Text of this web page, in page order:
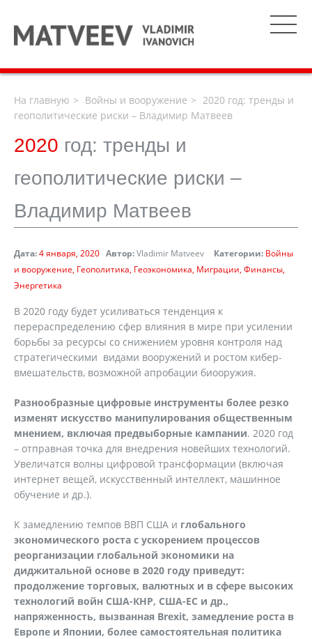
На главную Войны и вооружение
2020 год: тренды и
геополитические риски – Владимир Матвеев
2020 год: тренды и
геополитические риски –
Владимир Матвеев
Дата:4 января, 2020 Автор:Vladimir Matveev Категории: Войны
и вооружение Геополитика Геоэкономика Миграции Финансы
Энергетика
В 2020 году будет усиливаться тенденция к
перераспределению сфер влияния в мире при усилении
борьбы за ресурсы со снижением уровня контроля над
стратегическими видами вооружений и ростом кибер-
вмешательств, возможной апробации биооружия.
Разнообразные цифровые инструменты более резко
изменят искусство манипулирования общественным
мнением, включая предвыборные кампании. 2020 год
– отправная точка для внедрения новейших технологий.
Увеличатся волны цифровой трансформации (включая
интернет вещей, искусственный интеллект, машинное
обучение и др.).
К замедлению темпов ВВП США и глобального
экономического роста с ускорением процессов
реорганизации глобальной экономики на
диджитальной основе в 2020 году приведут:
продолжение торговых, валютных и в сфере высоких
технологий войн США-КНР, США-ЕС и др.,
напряженность, вызванная Brexit, замедление роста в
Европе и Японии, более самостоятельная политика